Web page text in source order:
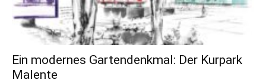
Ein modernes Gartendenkmal: Der Kurpark
Malente